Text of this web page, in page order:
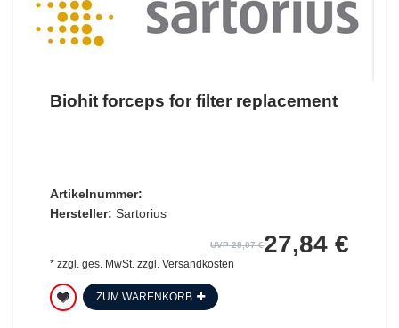
Biohit forceps for filter replacement
Artikelnummer:
Hersteller: Sartorius
UVP 29,07 €27,84 €
* zzgl. ges. MwSt.zzgl. Versandkosten
ZUM WARENKORB